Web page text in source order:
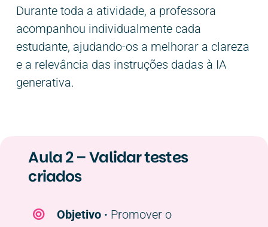
Durante toda a atividade, a professora
acompanhou individualmente cada
estudante, ajudando-os a melhorar a clareza
e a relevância das instruções dadas à IA
generativa.
Aula 2 – Validar testes
criados
Objetivo · Promover o